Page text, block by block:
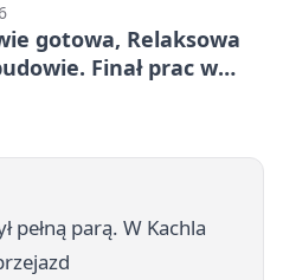
gotowa, Relaksowa
Finał prac w
pełną parą. W Kachla